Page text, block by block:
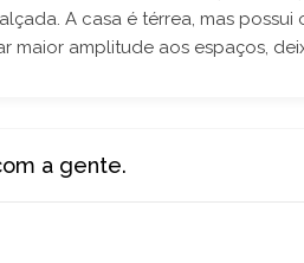
A casa é térrea, mas
maior amplitude aos espaços,
a gente.